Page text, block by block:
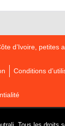
d’Ivoire, petites
Conditions